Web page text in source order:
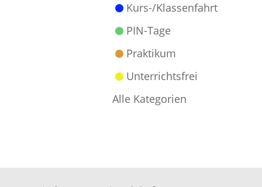
Kurs-/Klassenfahrt
PIN-Tage
Praktikum
Unterrichtsfrei
Alle Kategorien